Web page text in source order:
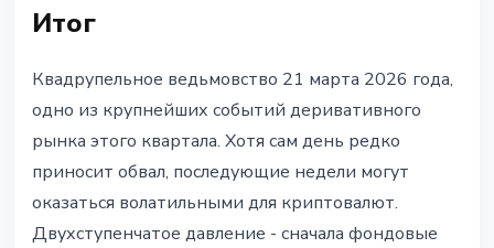
Итог
Квадрупельное ведьмовство 21 марта 2026 года,
одно из крупнейших событий деривативного
рынка этого квартала. Хотя сам день редко
приносит обвал, последующие недели могут
оказаться волатильными для криптовалют.
Двухступенчатое давление - сначала фондовые